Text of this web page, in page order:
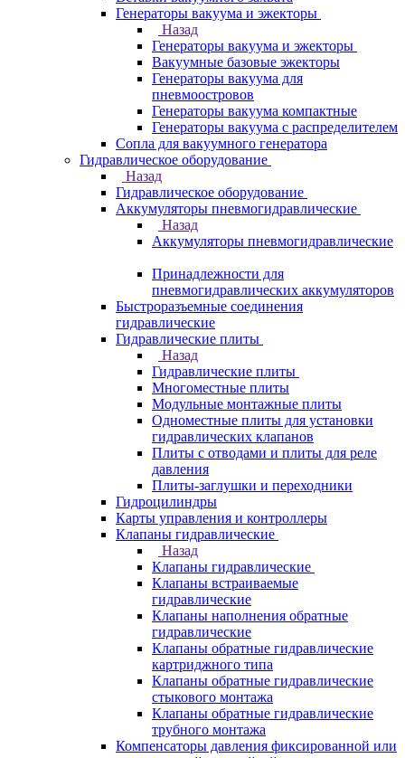
Генераторы вакуума и эжекторы
Назад
Генераторы вакуума и эжекторы
Вакуумные базовые эжекторы
Генераторы вакуума для
пневмоостровов
Генераторы вакуума компактные
Генераторы вакуума с распределителем
Сопла для вакуумного генератора
Гидравлическое оборудование
Назад
Гидравлическое оборудование
Аккумуляторы пневмогидравлические
Назад
Аккумуляторы пневмогидравлические
Принадлежности для
пневмогидравлических аккумуляторов
Быстроразъемные соединения
гидравлические
Гидравлические плиты
Назад
Гидравлические плиты
Многоместные плиты
Модульные монтажные плиты
Одноместные плиты для установки
гидравлических клапанов
Плиты с отводами и плиты для реле
давления
Плиты-заглушки и переходники
Гидроцилиндры
Карты управления и контроллеры
Клапаны гидравлические
Назад
Клапаны гидравлические
Клапаны встраиваемые
гидравлические
Клапаны наполнения обратные
гидравлические
Клапаны обратные гидравлические
картриджного типа
Клапаны обратные гидравлические
стыкового монтажа
Клапаны обратные гидравлические
трубного монтажа
Компенсаторы давления фиксированной или